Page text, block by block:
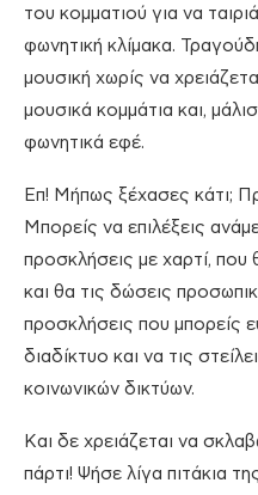
του κομματιού για να
φωνητική κλίμακα.
μουσική χωρίς να
μουσικά κομμάτια και,
φωνητικά εφέ.
Επ! Μήπως ξέχασες κάτι;
Μπορείς να επιλέξεις
προσκλήσεις με χαρτί, που
και θα τις δώσεις
προσκλήσεις που μπορείς
διαδίκτυο και να τις
κοινωνικών δικτύων.
Και δε χρειάζεται να
πάρτι! Ψήσε λίγα πιτάκια